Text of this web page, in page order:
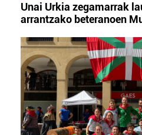
Unai Urkia zegamarrak
arrantzako beteranoen